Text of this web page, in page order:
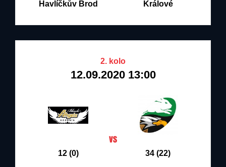
Havlíčkův Brod Králové
2. kolo
12.09.2020 13:00
12 (0) 34 (22)